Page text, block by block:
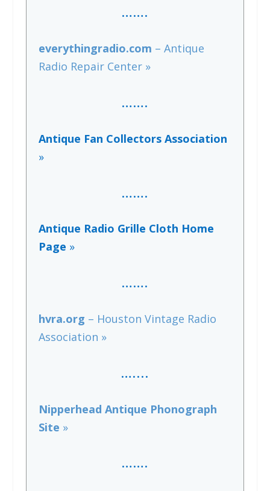
…….
everythingradio.com – Antique
Radio Repair Center »
…….
Antique Fan Collectors Association
»
…….
Antique Radio Grille Cloth Home
Page »
…….
hvra.org – Houston Vintage Radio
Association »
…....
Nipperhead Antique Phonograph
Site »
…….